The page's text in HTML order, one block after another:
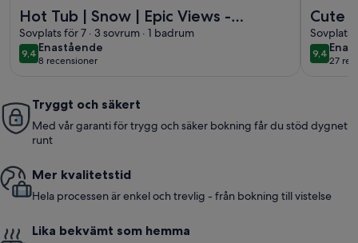
Hot Tub | Snow | Epic Views -
ML73485
Sovplats för 7 · 3 sovrum · 1 badrum
9,49,4 av 10
Enastående
enastående
8 recensioner
(8 recensioner)
Cute
the
or
Sovplats
9,49,4 av 10
27
(27
Tryggt och säkert
Med vår garanti för trygg och säker bokning får du stöd dygnet
runt
Mer kvalitetstid
Hela processen är enkel och trevlig - från bokning till vistelse
Lika bekvämt som hemma